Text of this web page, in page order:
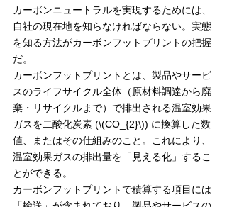
カーボンニュートラルを実現するためには、
自社の現在地を知らなければならない。実態
を知る方法がカーボンフットプリントの把握
だ。
カーボンフットプリントとは、製品やサービ
スのライフサイクル全体（原材料調達から廃
棄・リサイクルまで）で排出される温室効果
ガスを二酸化炭素 (\(CO_{2}\)) に換算した数
値、またはその仕組みのこと。これにより、
温室効果ガスの排出量を「見える化」するこ
とができる。
カーボンフットプリントで積算する項目には